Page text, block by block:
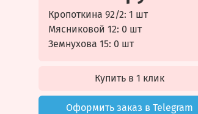
Кропоткина 92/2: 1 шт
Мясниковой 12: 0 шт
Земнухова 15: 0 шт
Купить в 1 клик
Оформить заказ в Telegram